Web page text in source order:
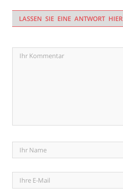
LASSEN SIE EINE ANTWORT HIER